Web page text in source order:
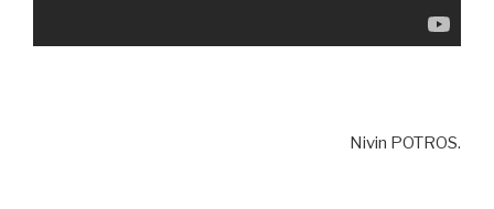
Nivin POTROS.